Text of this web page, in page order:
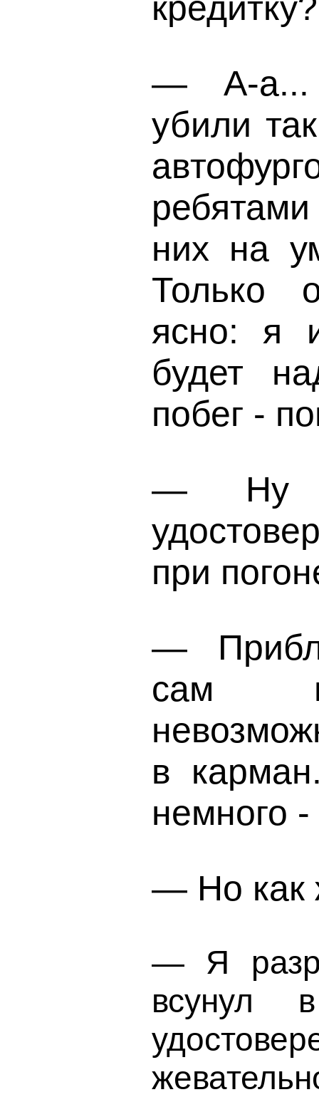
— А-а...
убили
них на
Только
ясно: я
будет
побег -
— Ну
при
—
сам
в
немного
— Но как
— Я
всунул